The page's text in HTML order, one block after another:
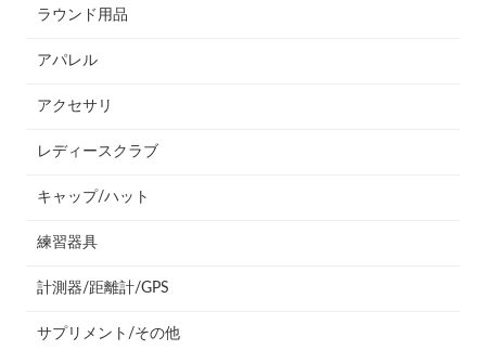
ラウンド用品
アパレル
アクセサリ
レディースクラブ
キャップ/ハット
練習器具
計測器/距離計/GPS
サプリメント/その他